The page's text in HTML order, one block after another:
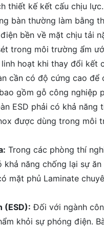
thiết kế kết cấu chịu lực.
bàn thường làm bằng
bền về mặt chịu tải
trong môi trường ẩm
hoạt khi thay đổi kết
cần có độ cứng cao
gồm gỗ công nghiệp
ESD phải có khả
được dùng trong môi
Trong các phòng thí
năng chống lại sự
mặt phủ Laminate
(ESD): Đối với ngành
khỏi sự phóng điện.